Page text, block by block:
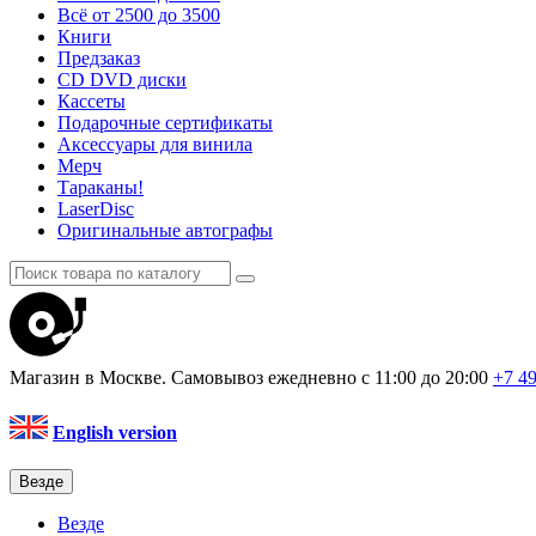
Всё от 2500 до 3500
Книги
Предзаказ
CD DVD диски
Кассеты
Подарочные сертификаты
Аксессуары для винила
Мерч
Тараканы!
LaserDisc
Оригинальные автографы
Магазин в Москве. Самовывоз ежедневно с 11:00 до 20:00 +7
English version
Везде
Везде